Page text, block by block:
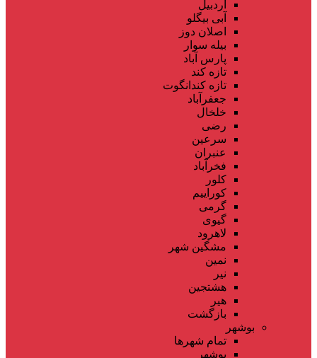
اردبیل
آبی بیگلو
اصلان دوز
بیله سوار
پارس آباد
تازه کند
تازه کندانگوت
جعفرآباد
خلخال
رضی
سرعین
عنبران
فخرآباد
کلور
کوراییم
گرمی
گیوی
لاهرود
مشگین شهر
نمین
نیر
هشتجین
هیر
بازگشت
بوشهر
تمام شهر‌ها
بوشهر